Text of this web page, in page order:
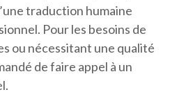
traduction humaine
Pour les besoins de
ou nécessitant une qualité
de faire appel à un